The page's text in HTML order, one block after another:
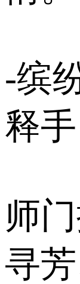
-缤
释手
师
寻